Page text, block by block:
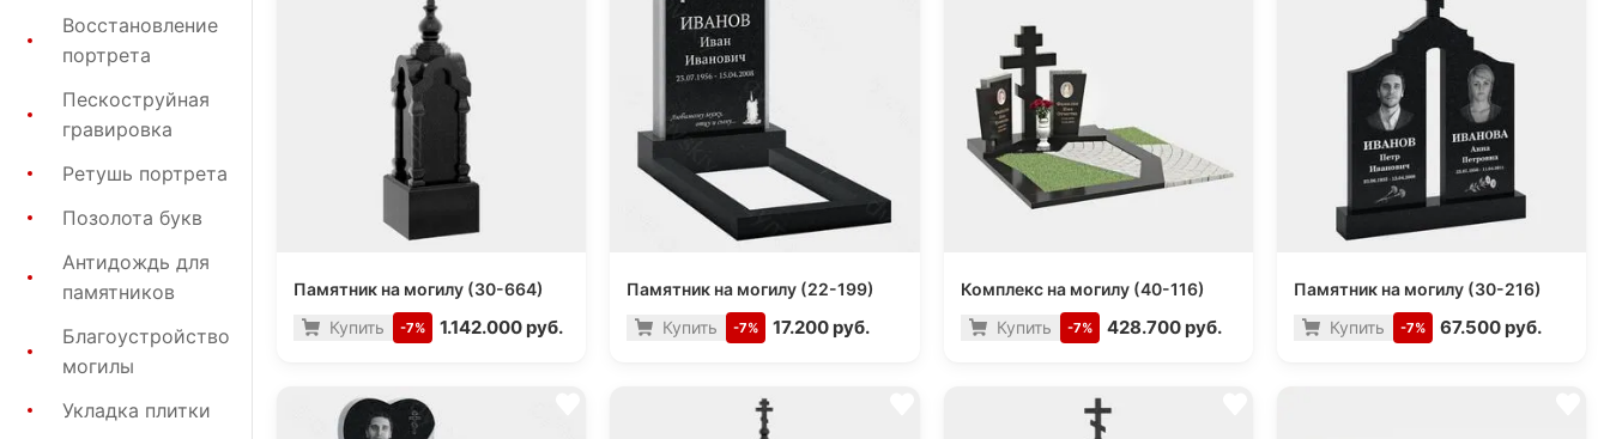
Восстановление
портрета
Пескоструйная
гравировка
Ретушь портрета
Позолота букв
Антидождь для
памятников
Благоустройство
могилы
Укладка плитки
Памятник на могилу (30-664)
-7% 1.142.000 руб.
Купить
Памятник на могилу (22-199)
-7% 17.200 руб.
Купить
Комплекс на могилу (40-116)
-7% 428.700 руб.
Купить
Памятник на могилу (30-216)
-7% 67.500 руб.
Купить